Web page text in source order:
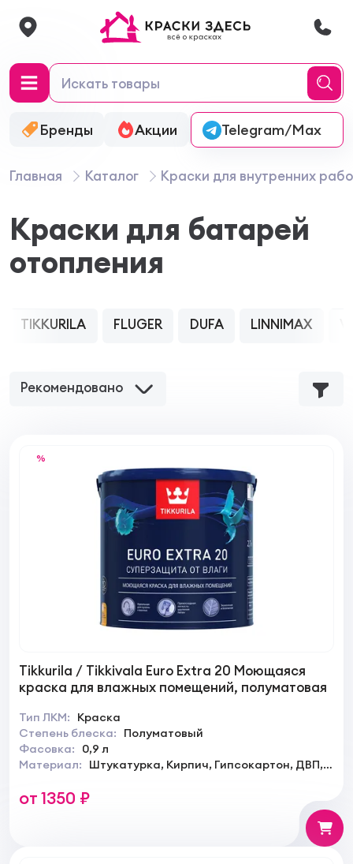
Бренды Акции Онлайн-колеровка
Telegram/Max
Главная Каталог Краски для внутренних
Краски для батарей
отопления
Рекомендовано
%
Tikkurila / Tikkivala Euro Extra 20 Моющаяся
краска для влажных помещений, полуматовая
Тип ЛКМ:
Краска
Степень блеска:
Полуматовый
Фасовка:
0,9 л
Материал:
от 1350 ₽
TIKKURILA FLUGER DUFA LINNIMAX